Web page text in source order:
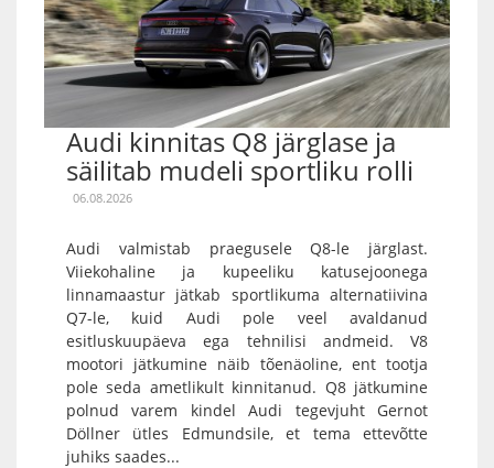
Audi kinnitas Q8 järglase ja
säilitab mudeli sportliku rolli
06.08.2026
Audi valmistab praegusele Q8-le järglast.
Viiekohaline ja kupeeliku katusejoonega
linnamaastur jätkab sportlikuma alternatiivina
Q7-le, kuid Audi pole veel avaldanud
esitluskuupäeva ega tehnilisi andmeid. V8
mootori jätkumine näib tõenäoline, ent tootja
pole seda ametlikult kinnitanud. Q8 jätkumine
polnud varem kindel Audi tegevjuht Gernot
Döllner ütles Edmundsile, et tema ettevõtte
juhiks saades...